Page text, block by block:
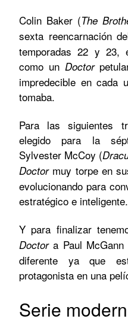
Colin Baker (The
sexta reencarnación
temporadas 22 y 23,
como un Doctor
impredecible en cada
tomaba.
Para las siguientes
elegido para la
Sylvester McCoy (
Doctormuy torpe en
evolucionando para
estratégico e inteligente.
Y para finalizar
Doctora Paul McGann
diferente ya que
protagonista en una
Serie